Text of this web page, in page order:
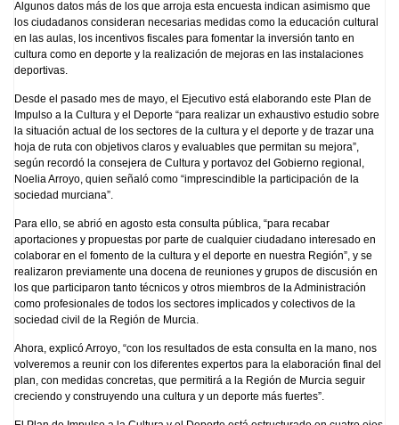
Algunos datos más de los que arroja esta encuesta indican asimismo que
los ciudadanos consideran necesarias medidas como la educación cultural
en las aulas, los incentivos fiscales para fomentar la inversión tanto en
cultura como en deporte y la realización de mejoras en las instalaciones
deportivas.
Desde el pasado mes de mayo, el Ejecutivo está elaborando este Plan de
Impulso a la Cultura y el Deporte “para realizar un exhaustivo estudio sobre
la situación actual de los sectores de la cultura y el deporte y de trazar una
hoja de ruta con objetivos claros y evaluables que permitan su mejora”,
según recordó la consejera de Cultura y portavoz del Gobierno regional,
Noelia Arroyo, quien señaló como “imprescindible la participación de la
sociedad murciana”.
Para ello, se abrió en agosto esta consulta pública, “para recabar
aportaciones y propuestas por parte de cualquier ciudadano interesado en
colaborar en el fomento de la cultura y el deporte en nuestra Región”, y se
realizaron previamente una docena de reuniones y grupos de discusión en
los que participaron tanto técnicos y otros miembros de la Administración
como profesionales de todos los sectores implicados y colectivos de la
sociedad civil de la Región de Murcia.
Ahora, explicó Arroyo, “con los resultados de esta consulta en la mano, nos
volveremos a reunir con los diferentes expertos para la elaboración final del
plan, con medidas concretas, que permitirá a la Región de Murcia seguir
creciendo y construyendo una cultura y un deporte más fuertes”.